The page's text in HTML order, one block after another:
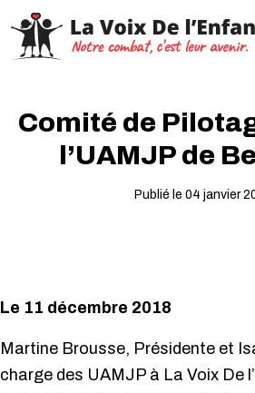
Comité de
l’UAMJP de
Publié le 04 janvier
Le 11 décembre 2018
Martine Brousse, Présidente et
charge des UAMJP à La Voix De